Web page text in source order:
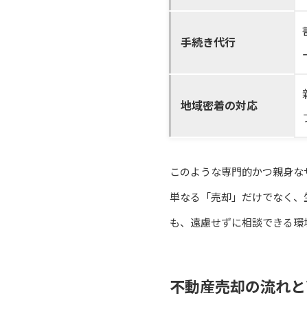
手続き代行
地域密着の対応
このような専門的かつ親身
単なる「売却」だけでなく
も、遠慮せずに相談できる
不動産売却の流れ